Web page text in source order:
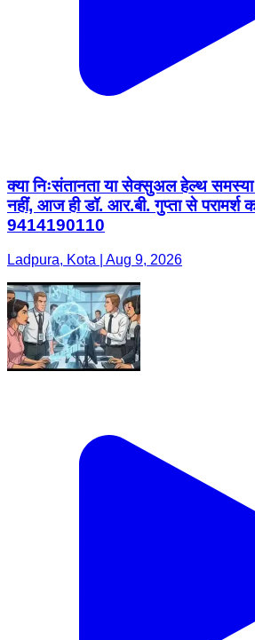
क्या निःसंतानता या सेक्सुअल हेल्थ
नहीं, आज ही डॉ. आर.बी. गुप्ता से परामर्श
9414190110
Ladpura, Kota | Aug 9, 2026